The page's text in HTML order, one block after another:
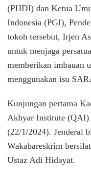
(PHDI) dan Ketua
Indonesia (PGI),
tokoh tersebut, Irjen
untuk menjaga
memberikan imbauan
menggunakan isu
Kunjungan pertama
Akhyar Institute (QAI)
(22/1/2024). Jenderal
Wakabareskrim
Ustaz Adi Hidayat.